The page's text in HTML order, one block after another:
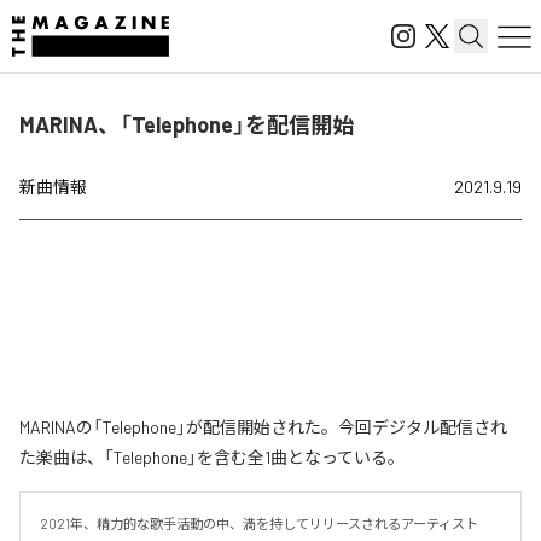
MARINA、「Telephone」を配信開始
新曲情報 2021.9.19
MARINAの「Telephone」が配信開始された。今回デジタル配信され
た楽曲は、「Telephone」を含む全1曲となっている。
2021年、精力的な歌手活動の中、満を持してリリースされるアーティスト